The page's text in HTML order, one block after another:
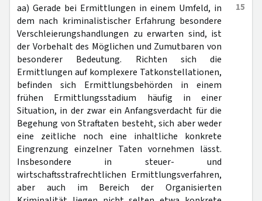
15
aa) Gerade bei Ermittlungen in einem Umfeld, in
dem nach kriminalistischer Erfahrung besondere
Verschleierungshandlungen zu erwarten sind, ist
der Vorbehalt des Möglichen und Zumutbaren von
besonderer Bedeutung. Richten sich die
Ermittlungen auf komplexere Tatkonstellationen,
befinden sich Ermittlungsbehörden in einem
frühen Ermittlungsstadium häufig in einer
Situation, in der zwar ein Anfangsverdacht für die
Begehung von Straftaten besteht, sich aber weder
eine zeitliche noch eine inhaltliche konkrete
Eingrenzung einzelner Taten vornehmen lässt.
Insbesondere in steuer- und
wirtschaftsstrafrechtlichen Ermittlungsverfahren,
aber auch im Bereich der Organisierten